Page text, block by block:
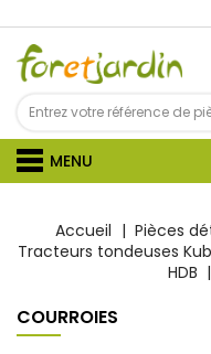
MENU
Accueil Pièces
Tracteurs tondeuses
HDB
COURROIES